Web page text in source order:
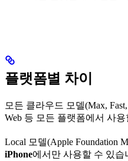
플랫폼별 차이
모든 클라우드 모델(Max,
Web 등 모든 플랫폼에서 사
Local 모델(Apple Foundation
iPhone에서만 사용할 수 있습